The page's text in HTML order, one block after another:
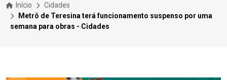
Início
Cidades
Metrô de Teresina terá funcionamento suspenso por uma
semana para obras - Cidades